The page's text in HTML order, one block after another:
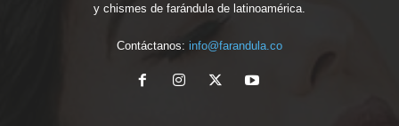
y chismes de farándula de latinoamérica.
Contáctanos: info@farandula.co